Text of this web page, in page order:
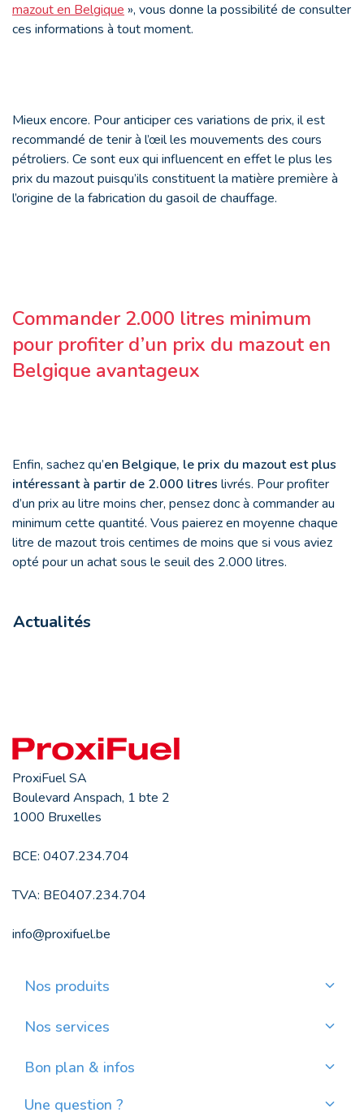
mazout en Belgique », vous donne la possibilité de consulter
ces informations à tout moment.
Mieux encore. Pour anticiper ces variations de prix, il est
recommandé de tenir à l’œil les mouvements des cours
pétroliers. Ce sont eux qui influencent en effet le plus les
prix du mazout puisqu’ils constituent la matière première à
l’origine de la fabrication du gasoil de chauffage.
Commander 2.000 litres minimum
pour profiter d’un prix du mazout en
Belgique avantageux
Enfin, sachez qu’en Belgique, le prix du mazout est plus
intéressant à partir de 2.000 litres livrés. Pour profiter
d’un prix au litre moins cher, pensez donc à commander au
minimum cette quantité. Vous paierez en moyenne chaque
litre de mazout trois centimes de moins que si vous aviez
opté pour un achat sous le seuil des 2.000 litres.
Actualités
ProxiFuel SA
Boulevard Anspach, 1 bte 2
1000 Bruxelles
BCE: 0407.234.704
TVA: BE0407.234.704
info@proxifuel.be
Nos produits
Commander des pellets de qualité
Nos services
Où trouver mes pellets ?
Bon plan & infos
Évolution du prix du mazout en Belgique
Une question ?